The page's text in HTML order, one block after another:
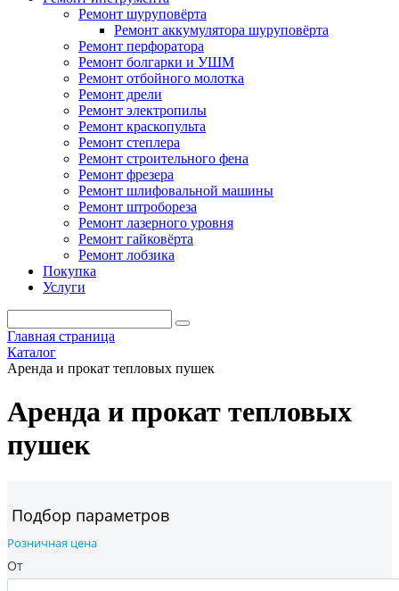
Ремонт шуруповёрта
Ремонт аккумулятора шуруповёрта
Ремонт перфоратора
Ремонт болгарки и УШМ
Ремонт отбойного молотка
Ремонт дрели
Ремонт электропилы
Ремонт краскопульта
Ремонт степлера
Ремонт строительного фена
Ремонт фрезера
Ремонт шлифовальной машины
Ремонт штробореза
Ремонт лазерного уровня
Ремонт гайковёрта
Ремонт лобзика
Покупка
Услуги
Главная страница
Каталог
Аренда и прокат тепловых пушек
Аренда и прокат тепловых
пушек
Подбор параметров
Розничная цена
От